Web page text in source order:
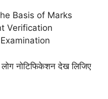
Basis of Marks
Verification
नोटिफिकेशन देख लिजिए